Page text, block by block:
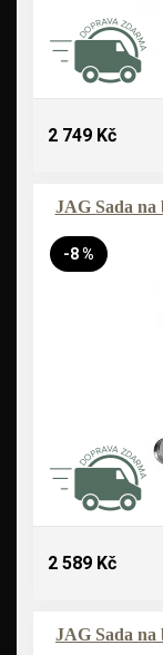
2 749 Kč
JAG Sada na
-8 %
2 589 Kč
JAG Sada na